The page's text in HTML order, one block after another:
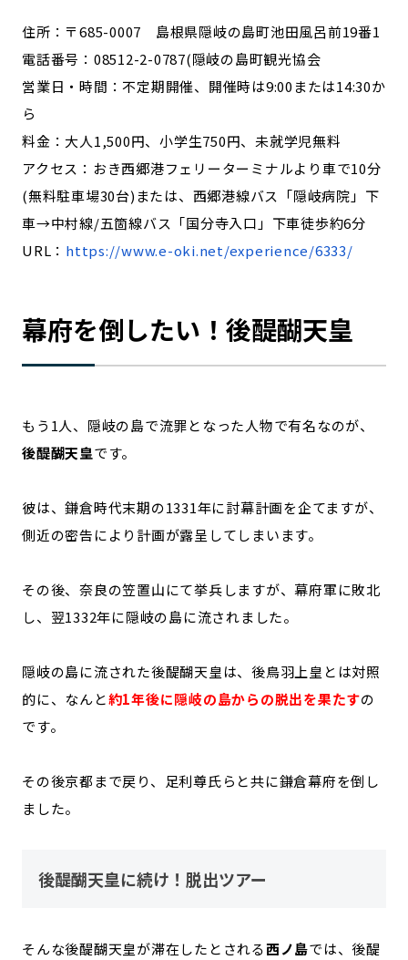
住所：〒685-0007 島根県隠岐の島町池田風呂前19番1
電話番号：08512-2-0787(隠岐の島町観光協会
営業日・時間：不定期開催、開催時は9:00または14:30か
ら
料金：大人1,500円、小学生750円、未就学児無料
アクセス：おき西郷港フェリーターミナルより車で10分
(無料駐車場30台)または、西郷港線バス「隠岐病院」下
車→中村線/五箇線バス「国分寺入口」下車徒歩約6分
URL： https://www.e-oki.net/experience/6333/
幕府を倒したい！後醍醐天皇
もう1人、隠岐の島で流罪となった人物で有名なのが、
後醍醐天皇です。
彼は、鎌倉時代末期の1331年に討幕計画を企てますが、
側近の密告により計画が露呈してしまいます。
その後、奈良の笠置山にて挙兵しますが、幕府軍に敗北
し、翌1332年に隠岐の島に流されました。
隠岐の島に流された後醍醐天皇は、後鳥羽上皇とは対照
的に、なんと約1年後に隠岐の島からの脱出を果たすの
です。
その後京都まで戻り、足利尊氏らと共に鎌倉幕府を倒し
ました。
後醍醐天皇に続け！脱出ツアー
そんな後醍醐天皇が滞在したとされる西ノ島では、後醍